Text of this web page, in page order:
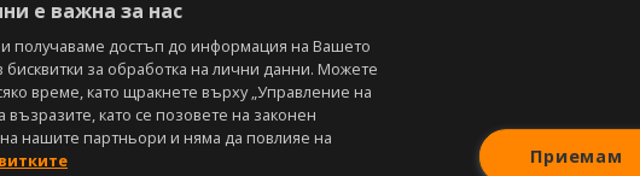
е важна за нас
получаваме достъп до информация на Вашето
бисквитки за обработка на лични данни. Можете
време, като щракнете върху „Управление на
като се позовете на законен
нашите партньори и няма да повлияе на
Приемам